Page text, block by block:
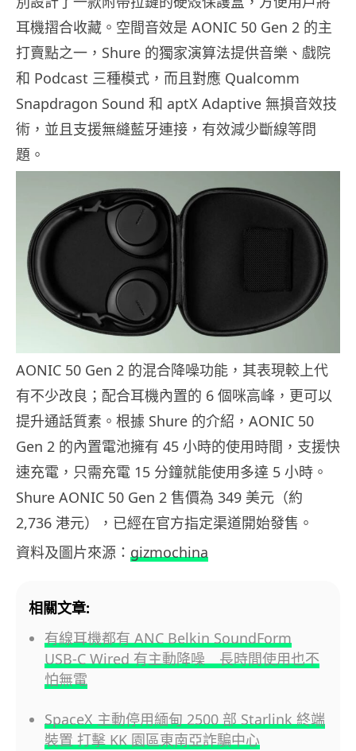
耳機摺合收藏。空間音效是 AONIC 50 Gen 2 的主
打賣點之一，Shure 的獨家演算法提供音樂、戲院
和 Podcast 三種模式，而且對應 Qualcomm
Snapdragon Sound 和 aptX Adaptive 無損音效技
術，並且支援無縫藍牙連接，有效減少斷線等問
題。
AONIC 50 Gen 2 的混合降噪功能，其表現較上代
有不少改良；配合耳機內置的 6 個咪高峰，更可以
提升通話質素。根據 Shure 的介紹，AONIC 50
Gen 2 的內置電池擁有 45 小時的使用時間，支援快
速充電，只需充電 15 分鐘就能使用多達 5 小時。
Shure AONIC 50 Gen 2 售價為 349 美元（約
2,736 港元），已經在官方指定渠道開始發售。
資料及圖片來源： gizmochina
相關文章:
有線耳機都有 ANC Belkin SoundForm
USB-C Wired 有主動降噪 長時間使用也不
怕無電
SpaceX 主動停用緬甸 2500 部 Starlink 終端
裝置 打擊 KK 園區東南亞詐騙中心